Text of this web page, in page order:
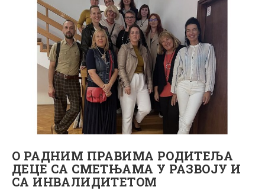
О РАДНИМ ПРАВИМА РОДИТЕЉА
ДЕЦЕ СА СМЕТЊАМА У РАЗВОЈУ И
СА ИНВАЛИДИТЕТОМ